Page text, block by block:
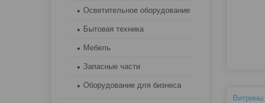
Осветительное оборудование
Бытовая техника
Мебель
Запасные части
Оборудование для бизнеса